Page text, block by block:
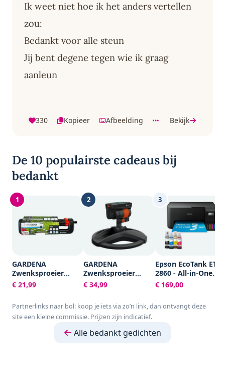
Ik weet niet hoe ik het anders vertellen
zou:
Bedankt voor alle steun
Jij bent degene tegen wie ik graag
aanleun
330 Kopieer Afbeelding Bekijk
De 10 populairste cadeaus bij
bedankt
1
GARDENA
Zwenksproeier
Aqua S -
Tuinsproeier - 90 tot
€ 21,99
2
GARDENA
Zwenksproeier
AquaZoom compact
- Tuinsproeier - 9 tot
€ 34,99
3
Epson EcoTank ET-
2860 - All-in-One
Inkttank Printer-
Zwart
€ 169,00
Partnerlinks naar bol: koop je iets via zo’n link, dan ontvangt deze
site een kleine commissie. Prijzen zijn indicatief.
Alle bedankt gedichten